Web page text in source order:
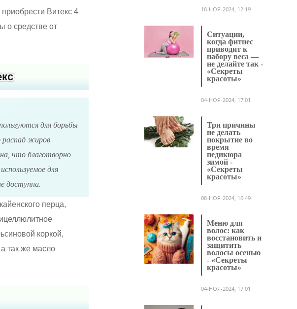
Витекс 4
о средстве от
для борьбы
распад жиров
что благотворно
для
доступна.
перца,
коркой,
так же масло
18-НОЯ-2024, 12:19
Ситуации,
когда фитнес
приводит к
набору веса —
не делайте так -
«Секреты
красоты»
04-НОЯ-2024, 17:01
Три причины
не делать
покрытие во
время
педикюра
зимой -
«Секреты
красоты»
08-НОЯ-2024, 16:49
Меню для
волос: как
восстановить и
защитить
волосы осенью
- «Секреты
красоты»
04-НОЯ-2024, 17:01